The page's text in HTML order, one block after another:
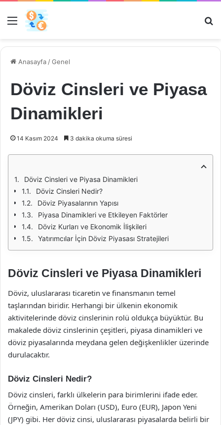
Menü
Anasayfa /Genel
Döviz Cinsleri ve Piyasa
Dinamikleri
14 Kasım 2024 3 dakika okuma süresi
Döviz Cinsleri ve Piyasa Dinamikleri
Döviz Cinsleri Nedir?
Döviz Piyasalarının Yapısı
Piyasa Dinamikleri ve Etkileyen Faktörler
Döviz Kurları ve Ekonomik İlişkileri
Yatırımcılar İçin Döviz Piyasası Stratejileri
Döviz Cinsleri ve Piyasa Dinamikleri
Döviz, uluslararası ticaretin ve finansmanın temel
taşlarından biridir. Herhangi bir ülkenin ekonomik
aktivitelerinde döviz cinslerinin rolü oldukça büyüktür. Bu
makalede döviz cinslerinin çeşitleri, piyasa dinamikleri ve
döviz piyasalarında meydana gelen değişkenlikler üzerinde
durulacaktır.
Döviz Cinsleri Nedir?
Döviz cinsleri, farklı ülkelerin para birimlerini ifade eder.
Örneğin, Amerikan Doları (USD), Euro (EUR), Japon Yeni
(JPY) gibi. Her döviz cinsi, uluslararası piyasalarda belirli bir